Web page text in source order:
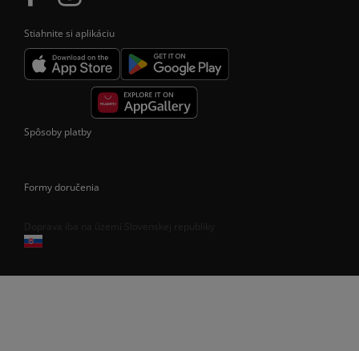
Stiahnite si aplikáciu
Spôsoby platby
Formy doručenia